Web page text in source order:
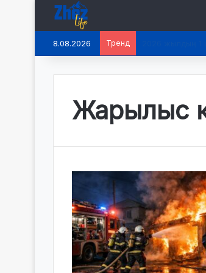
8.08.2026 Тренд
Жарылыс